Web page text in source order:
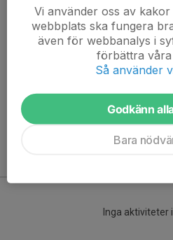
Här hamnar automatiskt de
att kunna börja administrera
/Svenskalag.se
Inga aktiviteter
Vi använder oss av
webbplats ska fungera
även för webbanalys i
förbättra våra
Så använder
Godkänn
Bara